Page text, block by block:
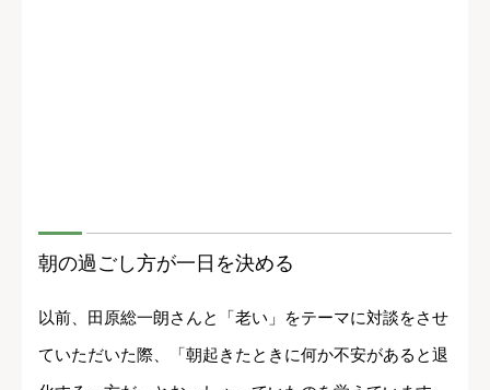
朝の過ごし方が一日を決める
以前、田原総一朗さんと「老い」をテーマに対談をさせ
ていただいた際、「朝起きたときに何か不安があると退